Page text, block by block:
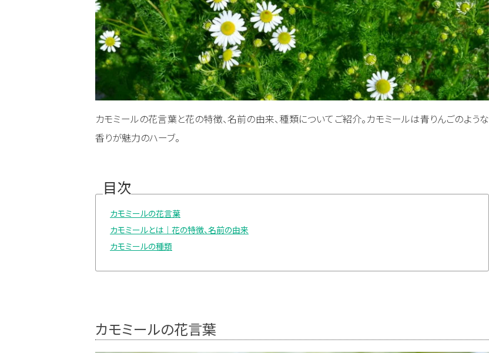
カモミールの花言葉と花の特徴、名前の由来、種類についてご紹介。カモミールは青りんごのような
香りが魅力のハーブ。
目次
カモミールの花言葉
カモミールとは｜花の特徴、名前の由来
カモミールの種類
カモミールの花言葉